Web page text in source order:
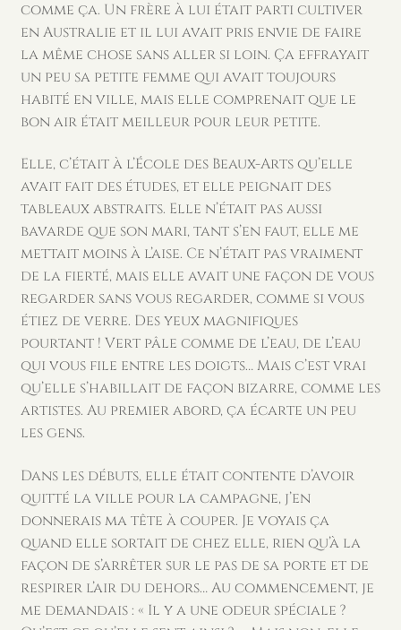
comme ça. Un frère à lui était parti cultiver
en Australie et il lui avait pris envie de faire
la même chose sans aller si loin. Ça effrayait
un peu sa petite femme qui avait toujours
habité en ville, mais elle comprenait que le
bon air était meilleur pour leur petite.
Elle, c’était à l’École des Beaux-Arts qu’elle
avait fait des études, et elle peignait des
tableaux abstraits. Elle n’était pas aussi
bavarde que son mari, tant s’en faut, elle me
mettait moins à l’aise. Ce n’était pas vraiment
de la fierté, mais elle avait une façon de vous
regarder sans vous regarder, comme si vous
étiez de verre. Des yeux magnifiques
pourtant ! Vert pâle comme de l’eau, de l’eau
qui vous file entre les doigts… Mais c’est vrai
qu’elle s’habillait de façon bizarre, comme les
artistes. Au premier abord, ça écarte un peu
les gens.
Dans les débuts, elle était contente d’avoir
quitté la ville pour la campagne, j’en
donnerais ma tête à couper. Je voyais ça
quand elle sortait de chez elle, rien qu’à la
façon de s’arrêter sur le pas de sa porte et de
respirer l’air du dehors… Au commencement, je
me demandais : « Il y a une odeur spéciale ?